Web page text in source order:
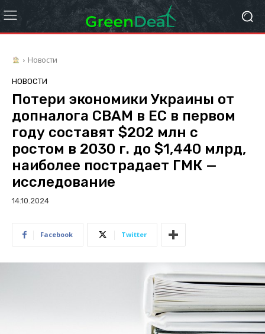
Новости
НОВОСТИ
Потери экономики Украины от
допналога CBAM в ЕС в первом
году составят $202 млн с
ростом в 2030 г. до $1,440 млрд,
наиболее пострадает ГМК —
исследование
14.10.2024
Facebook Twitter